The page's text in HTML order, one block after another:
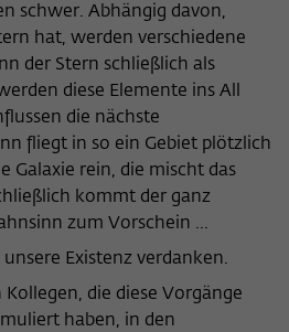
schwer. Abhängig davon,
hat, werden verschiedene
der Stern schließlich als
diese Elemente ins All
die nächste
fliegt in so ein Gebiet plötzlich
Galaxie rein, die mischt das
kommt der ganz
zum Vorschein ...
Existenz verdanken.
die diese Vorgänge
haben, in den